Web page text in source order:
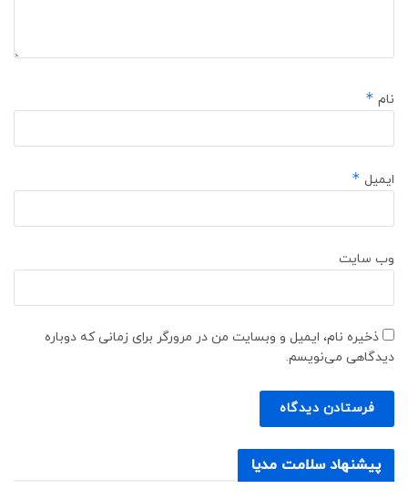
نام *
ایمیل *
وب‌ سایت
ذخیره نام، ایمیل و وبسایت من در مرورگر برای زمانی که دوباره
دیدگاهی می‌نویسم.
پیشنهاد سلامت مدیا